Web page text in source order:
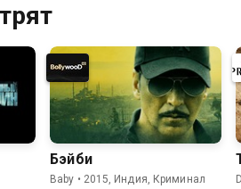
Бэйби
Baby • 2015, Индия, Криминал